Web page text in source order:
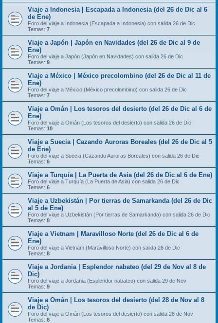
Viaje a Indonesia | Escapada a Indonesia (del 26 de Dic al 6
de Ene)
Foro del viaje a Indonesia (Escapada a Indonesia) con salida 26 de Dic
Temas: 7
Viaje a Japón | Japón en Navidades (del 26 de Dic al 9 de
Ene)
Foro del viaje a Japón (Japón en Navidades) con salida 26 de Dic
Temas: 9
Viaje a México | México precolombino (del 26 de Dic al 11 de
Ene)
Foro del viaje a México (México precolombino) con salida 26 de Dic
Temas: 7
Viaje a Omán | Los tesoros del desierto (del 26 de Dic al 6 de
Ene)
Foro del viaje a Omán (Los tesoros del desierto) con salida 26 de Dic
Temas: 10
Viaje a Suecia | Cazando Auroras Boreales (del 26 de Dic al 5
de Ene)
Foro del viaje a Suecia (Cazando Auroras Boreales) con salida 26 de Dic
Temas: 6
Viaje a Turquía | La Puerta de Asia (del 26 de Dic al 6 de Ene)
Foro del viaje a Turquía (La Puerta de Asia) con salida 26 de Dic
Temas: 6
Viaje a Uzbekistán | Por tierras de Samarkanda (del 26 de Dic
al 5 de Ene)
Foro del viaje a Uzbekistán (Por tierras de Samarkanda) con salida 26 de Dic
Temas: 8
Viaje a Vietnam | Maravilloso Norte (del 26 de Dic al 6 de
Ene)
Foro del viaje a Vietnam (Maravilloso Norte) con salida 26 de Dic
Temas: 8
Viaje a Jordania | Esplendor nabateo (del 29 de Nov al 8 de
Dic)
Foro del viaje a Jordania (Esplendor nabateo) con salida 29 de Nov
Temas: 9
Viaje a Omán | Los tesoros del desierto (del 28 de Nov al 8
de Dic)
Foro del viaje a Omán (Los tesoros del desierto) con salida 28 de Nov
Temas: 8